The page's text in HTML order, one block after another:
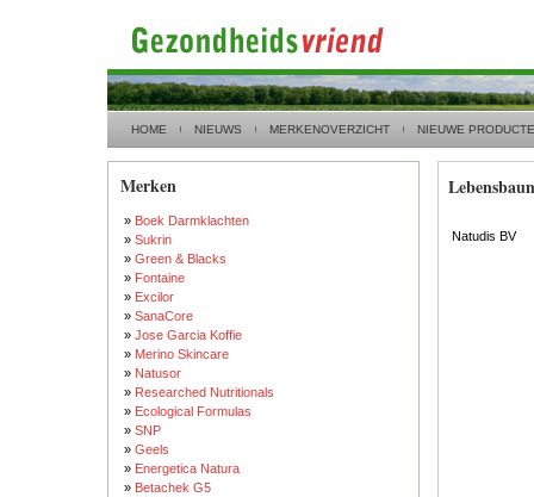
HOME NIEUWS MERKENOVERZICHT NIEUWE
Merken
» Boek Darmklachten
» Sukrin
» Green & Blacks
» Fontaine
» Excilor
» SanaCore
» Jose Garcia Koffie
» Merino Skincare
» Natusor
» Researched Nutritionals
» Ecological Formulas
» SNP
» Geels
» Energetica Natura
» Betachek G5
Natudis BV